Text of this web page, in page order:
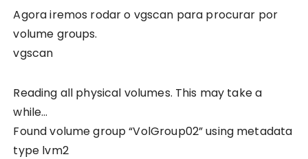
Agora iremos rodar o vgscan para procurar por
volume groups.
vgscan
Reading all physical volumes. This may take a
while…
Found volume group “VolGroup02” using metadata
type lvm2